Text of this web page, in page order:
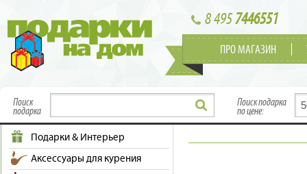
8 4957446551
ПРО МАГАЗИН
Поиск
подарка
Поиск подарка
по цене:
Подарки & Интерьер
Аксессуары для курения